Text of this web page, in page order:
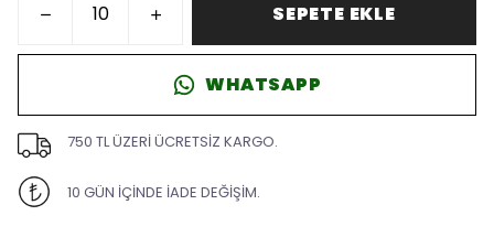
SEPETE EKLE
WHATSAPP
750 TL ÜZERİ ÜCRETSİZ KARGO.
10 GÜN İÇİNDE İADE DEĞİŞİM.